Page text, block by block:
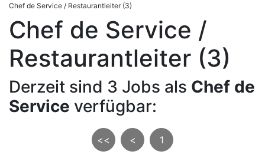
Chef de Service / Restaurantleiter (3)
Chef de Service /
Restaurantleiter (3)
Derzeit sind 3 Jobs als Chef de
Service verfügbar:
<< < 1